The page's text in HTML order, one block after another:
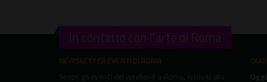
In contatto con l'arte di Roma